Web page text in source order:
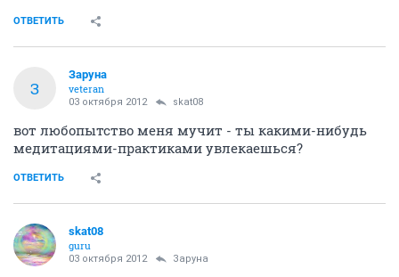
Марина
03 октября 2012
вчера то ли пиво несвежее, то ли пирожок виноват....
похмелья не было больше десяти лет, и тут такая
недавно отпустило только
ОТВЕТИТЬ
alles in ordnung
03 октября 2012
с прививками такая, значит, хрень- они делаются на